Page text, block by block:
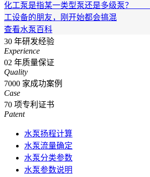
化工泵是指某一类型泵还是多级泵？
工设备的朋友，刚开始都会搞混
查看水泵百科
30 年研发经验
Experience
02 年质量保证
Quality
7000 家成功案例
Case
70 项专利证书
Patent
水泵扬程计算
水泵流量确定
水泵分类参数
水泵参数说明